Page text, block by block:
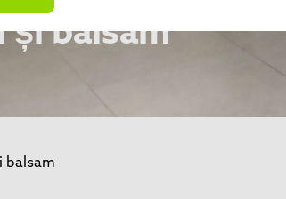
și balsam
balsam